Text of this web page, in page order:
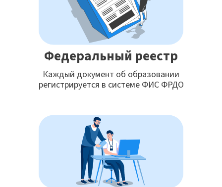
Федеральный реестр
Каждый документ об образовании
регистрируется в системе ФИС ФРДО